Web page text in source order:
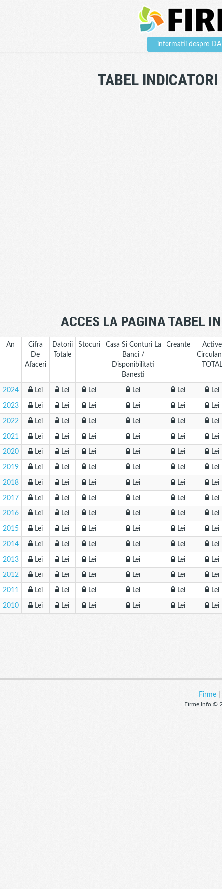
informatii despre
TABEL
ACCES LA PAGINA TABEL
An
Cifra
De
Afaceri
Datorii
Totale
Stocuri
Casa Si Conturi La
Banci /
Disponibilitati
Banesti
Creante
Active
TOTAL
2024 Lei Lei Lei Lei Lei Lei
2023 Lei Lei Lei Lei Lei Lei
2022 Lei Lei Lei Lei Lei Lei
2021 Lei Lei Lei Lei Lei Lei
2020 Lei Lei Lei Lei Lei Lei
2019 Lei Lei Lei Lei Lei Lei
2018 Lei Lei Lei Lei Lei Lei
2017 Lei Lei Lei Lei Lei Lei
2016 Lei Lei Lei Lei Lei Lei
2015 Lei Lei Lei Lei Lei Lei
2014 Lei Lei Lei Lei Lei Lei
2013 Lei Lei Lei Lei Lei Lei
2012 Lei Lei Lei Lei Lei Lei
2011 Lei Lei Lei Lei Lei Lei
2010 Lei Lei Lei Lei Lei Lei
Firme
Firme.Info ©